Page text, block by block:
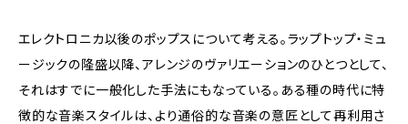
エレクトロニカ以後のポップスについて考える。ラップトップ・ミュ
ージックの隆盛以降、アレンジのヴァリエーションのひとつとして、
それはすでに一般化した手法にもなっている。ある種の時代に特
徴的な音楽スタイルは、より通俗的な音楽の意匠として再利用さ